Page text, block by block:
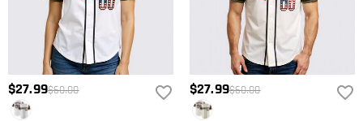
$27.99$60.00 $27.99$60.00